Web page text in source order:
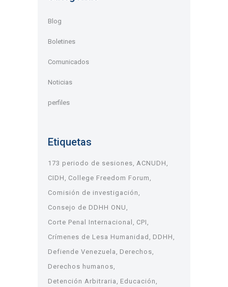
Blog
Boletines
Comunicados
Noticias
perfiles
Etiquetas
173 periodo de sesiones ACNUDH
CIDH
College Freedom Forum
Comisión de investigación
Consejo de DDHH ONU
Corte Penal Internacional
CPI
Crímenes de Lesa Humanidad
DDHH
Defiende Venezuela
Derechos
Derechos humanos
Detención Arbitraria
Educación